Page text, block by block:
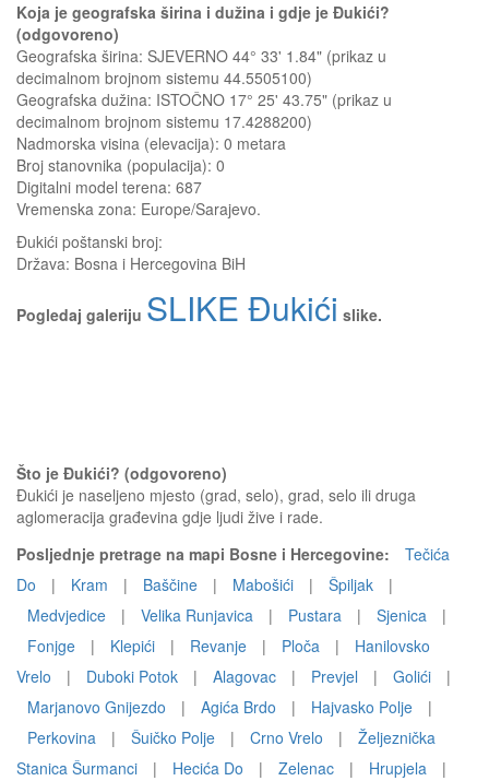
Koja je geografska širina i dužina i gdje je Đukići?
(odgovoreno)
Geografska širina: SJEVERNO 44° 33' 1.84" (prikaz u
decimalnom brojnom sistemu 44.5505100)
Geografska dužina: ISTOČNO 17° 25' 43.75" (prikaz u
decimalnom brojnom sistemu 17.4288200)
Nadmorska visina (elevacija): 0 metara
Broj stanovnika (populacija): 0
Digitalni model terena: 687
Vremenska zona: Europe/Sarajevo.
Đukići poštanski broj:
Država: Bosna i Hercegovina BiH
Pogledaj galeriju SLIKE Đukići slike.
Što je Đukići? (odgovoreno)
Đukići je naseljeno mjesto (grad, selo), grad, selo ili druga
aglomeracija građevina gdje ljudi žive i rade.
Posljednje pretrage na mapi Bosne i Hercegovine:
Tečića
Do
| Kram | Baščine | Mabošići | Špiljak
|
Medvjedice
| Velika Runjavica | Pustara | Sjenica
|
Fonjge
| Klepići | Revanje | Ploča |
Hanilovsko
Vrelo
| Duboki Potok | Alagovac | Prevjel | Golići
|
Marjanovo Gnijezdo
| Agića Brdo | Hajvasko Polje
|
Perkovina
| Šuičko Polje | Crno Vrelo |
Željeznička
Stanica Šurmanci
| Hecića Do | Zelenac | Hrupjela |